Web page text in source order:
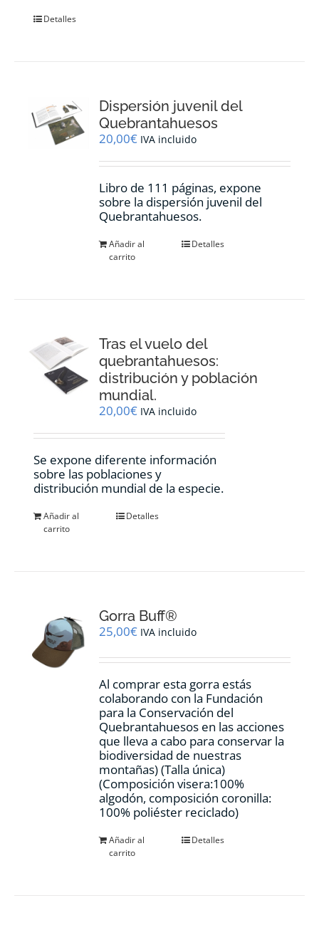
Detalles
Dispersión juvenil del
Quebrantahuesos
20,00€ IVA incluido
Libro de 111 páginas, expone
sobre la dispersión juvenil del
Quebrantahuesos.
Añadir al
carrito
Detalles
Tras el vuelo del
quebrantahuesos:
distribución y población
mundial.
20,00€ IVA incluido
Se expone diferente información
sobre las poblaciones y
distribución mundial de la especie.
Añadir al
carrito
Detalles
Gorra Buff®
25,00€ IVA incluido
Al comprar esta gorra estás
colaborando con la Fundación
para la Conservación del
Quebrantahuesos en las acciones
que lleva a cabo para conservar la
biodiversidad de nuestras
montañas) (Talla única)
(Composición visera:100%
algodón, composición coronilla:
100% poliéster reciclado)
Añadir al
carrito
Detalles